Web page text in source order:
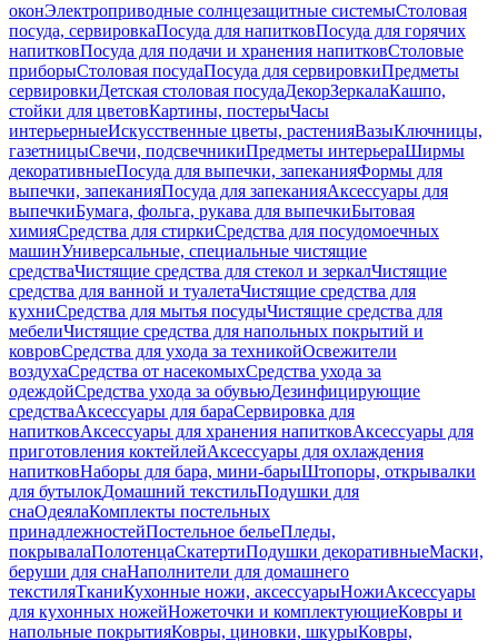
оконЭлектроприводные солнцезащитные системыСтоловая
посуда, сервировкаПосуда для напитковПосуда для горячих
напитковПосуда для подачи и хранения напитковСтоловые
приборыСтоловая посудаПосуда для сервировкиПредметы
сервировкиДетская столовая посудаДекорЗеркалаКашпо,
стойки для цветовКартины, постерыЧасы
интерьерныеИскусственные цветы, растенияВазыКлючницы,
газетницыСвечи, подсвечникиПредметы интерьераШирмы
декоративныеПосуда для выпечки, запеканияФормы для
выпечки, запеканияПосуда для запеканияАксессуары для
выпечкиБумага, фольга, рукава для выпечкиБытовая
химияСредства для стиркиСредства для посудомоечных
машинУниверсальные, специальные чистящие
средстваЧистящие средства для стекол и зеркалЧистящие
средства для ванной и туалетаЧистящие средства для
кухниСредства для мытья посудыЧистящие средства для
мебелиЧистящие средства для напольных покрытий и
ковровСредства для ухода за техникойОсвежители
воздухаСредства от насекомыхСредства ухода за
одеждойСредства ухода за обувьюДезинфицирующие
средстваАксессуары для бараСервировка для
напитковАксессуары для хранения напитковАксессуары для
приготовления коктейлейАксессуары для охлаждения
напитковНаборы для бара, мини-барыШтопоры, открывалки
для бутылокДомашний текстильПодушки для
снаОдеялаКомплекты постельных
принадлежностейПостельное бельеПледы,
покрывалаПолотенцаСкатертиПодушки декоративныеМаски,
беруши для снаНаполнители для домашнего
текстиляТканиКухонные ножи, аксессуарыНожиАксессуары
для кухонных ножейНожеточки и комплектующиеКовры и
напольные покрытияКовры, циновки, шкурыКовры,